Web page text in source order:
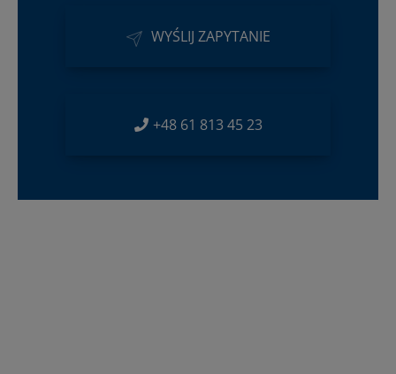
WYŚLIJ ZAPYTANIE
+48 61 813 45 23